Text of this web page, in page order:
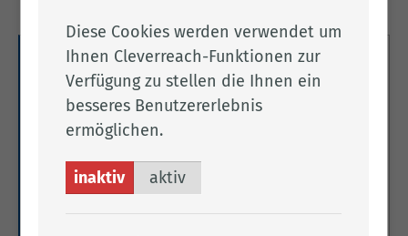
Koordinierungsstelle für Migration
und Teilhabe,
Integrationsbeauftragte
Hier finden Sie Informationen über die
Koordinierungsstelle für Migration und Teilhabe
Diese Cookies werden verwendet um
Ihnen Cleverreach-Funktionen zur
Verfügung zu stellen die Ihnen ein
besseres Benutzererlebnis
ermöglichen.
inaktiv aktiv